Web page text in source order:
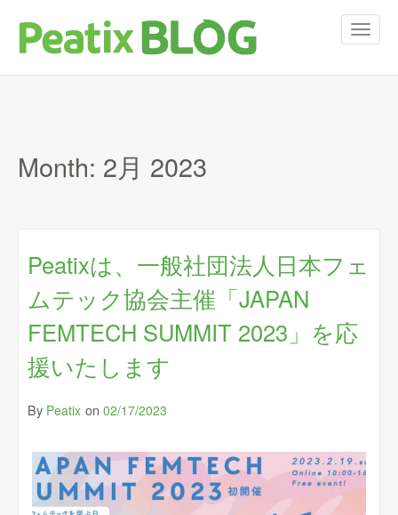
T
o
i
Month: 2月 2023
Peatixは、⼀般社団法⼈⽇本フェ
ムテック協会主催「JAPAN
FEMTECH SUMMIT 2023」を応
援いたします
By Peatix on 02/17/2023